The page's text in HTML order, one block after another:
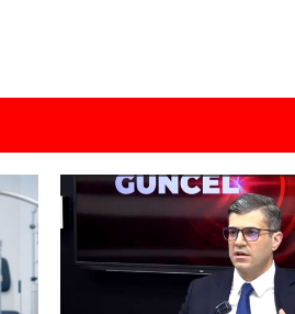
hazineyi bekleyen yük
destek istedi